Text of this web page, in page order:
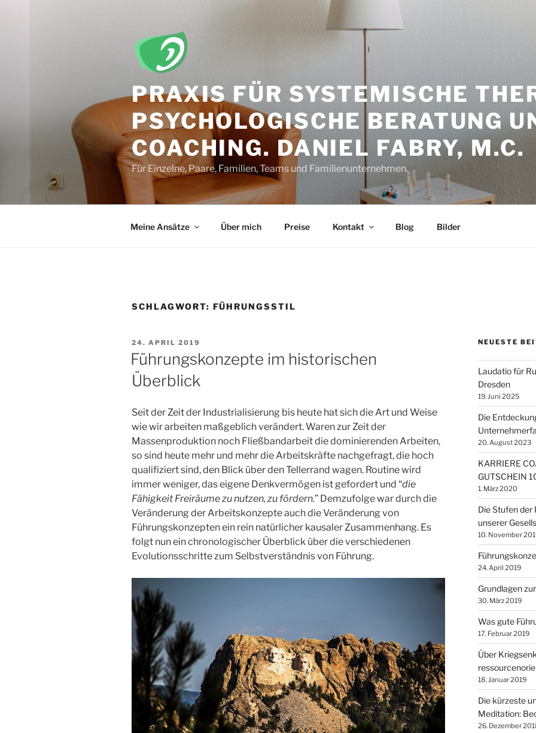
PRAXIS FÜR SYSTEMISCHE
PSYCHOLOGISCHE BERATUNG
COACHING. DANIEL FABRY, M.C.
Für Einzelne, Paare, Familien, Teams und Familienunternehmen.
Meine Ansätze Über mich Preise Kontakt Blog Bilder
SCHLAGWORT: FÜHRUNGSSTIL
VERÖFFENTLICHT
AM
24. APRIL 2019
Führungskonzepte im historischen
Überblick
Seit der Zeit der Industrialisierung bis heute hat sich die Art und Weise
wie wir arbeiten maßgeblich verändert. Waren zur Zeit der
Massenproduktion noch Fließbandarbeit die dominierenden Arbeiten,
so sind heute mehr und mehr die Arbeitskräfte nachgefragt, die hoch
qualifiziert sind, den Blick über den Tellerrand wagen. Routine wird
immer weniger, das eigene Denkvermögen ist gefordert und “die
Fähigkeit Freiräume zu nutzen, zu fördern.” Demzufolge war durch die
Veränderung der Arbeitskonzepte auch die Veränderung von
Führungskonzepten ein rein natürlicher kausaler Zusammenhang. Es
folgt nun ein chronologischer Überblick über die verschiedenen
Evolutionsschritte zum Selbstverständnis von Führung.
NEUESTE
Laudatio für
Dresden
19. Juni 2025
Die
20. August 2023
KARRIERE
GUTSCHEIN
1. März 2020
Die Stufen
unserer
10. November
24. April 2019
Grundlagen
30. März 2019
Was gute
17. Februar 2019
Über
18. Januar 2019
Die kürzeste
Meditation:
26. Dezember